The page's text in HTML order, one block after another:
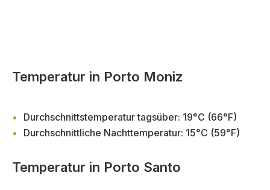
Temperatur in Porto Moniz
Durchschnittstemperatur tagsüber: 19°C (66°F)
Durchschnittliche Nachttemperatur: 15°C (59°F)
Temperatur in Porto Santo